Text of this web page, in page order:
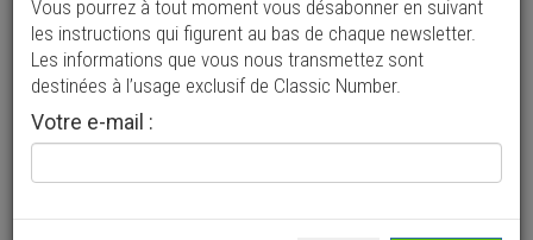
Vos annonces vues par
plus de 4 millions de collectionneurs
Ajouter une annonce
> Rechercher un véhicule
Vous pourrez à tout moment vous désabonner en suivant
les instructions qui figurent au bas de chaque newsletter.
Les informations que vous nous transmettez sont
destinées à l’usage exclusif de Classic Number.
Votre e-mail :